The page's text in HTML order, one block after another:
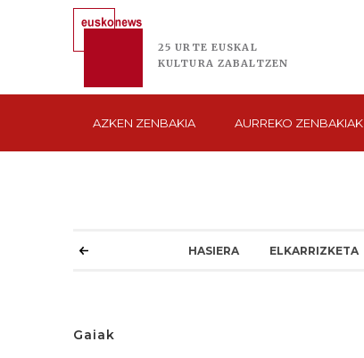
25 URTE EUSKAL
KULTURA ZABALTZEN
AZKEN ZENBAKIA AURREKO ZENBAKIAK
HASIERA ELKARRIZKETA
Gaiak